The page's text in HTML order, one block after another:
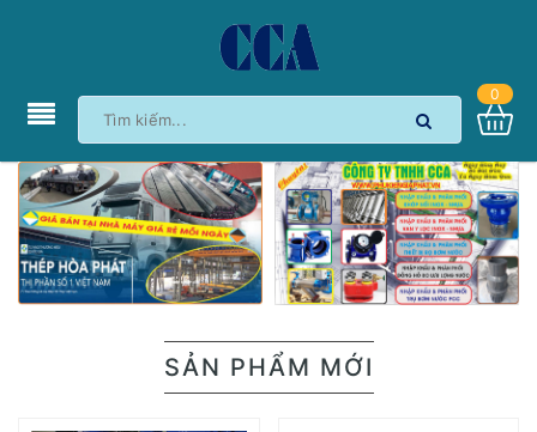
0
SẢN PHẨM MỚI